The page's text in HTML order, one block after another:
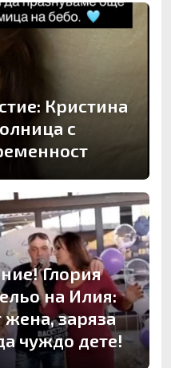
Кристина
с
Глория
на Илия:
жена, заряза
чуждо дете!